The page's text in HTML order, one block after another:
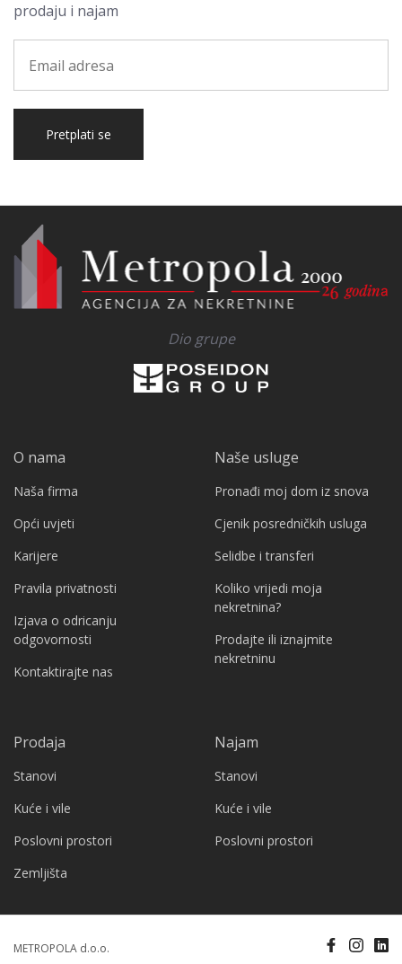
prodaju i najam
Pretplati se
Dio grupe
O nama
Naša firma
Opći uvjeti
Karijere
Pravila privatnosti
Izjava o odricanju
odgovornosti
Kontaktirajte nas
Naše usluge
Pronađi moj dom iz snova
Cjenik posredničkih usluga
Selidbe i transferi
Koliko vrijedi moja
nekretnina?
Prodajte ili iznajmite
nekretninu
Prodaja
Stanovi
Kuće i vile
Poslovni prostori
Zemljišta
Najam
Stanovi
Kuće i vile
Poslovni prostori
METROPOLA d.o.o.